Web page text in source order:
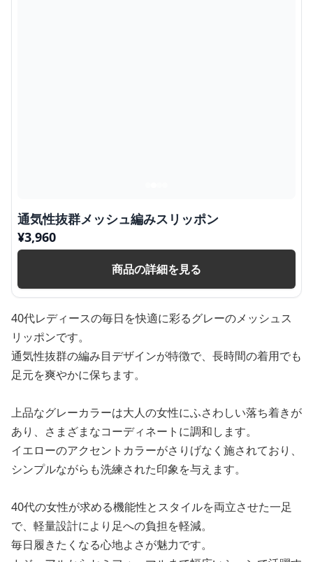
通気性抜群メッシュ編みスリッポン
¥3,960
商品の詳細を見る
40代レディースの毎日を快適に彩るグレーのメッシュス
リッポンです。
通気性抜群の編み目デザインが特徴で、長時間の着用でも
足元を爽やかに保ちます。
上品なグレーカラーは大人の女性にふさわしい落ち着きが
あり、さまざまなコーディネートに調和します。
イエローのアクセントカラーがさりげなく施されており、
シンプルながらも洗練された印象を与えます。
40代の女性が求める機能性とスタイルを両立させた一足
で、軽量設計により足への負担を軽減。
毎日履きたくなる心地よさが魅力です。